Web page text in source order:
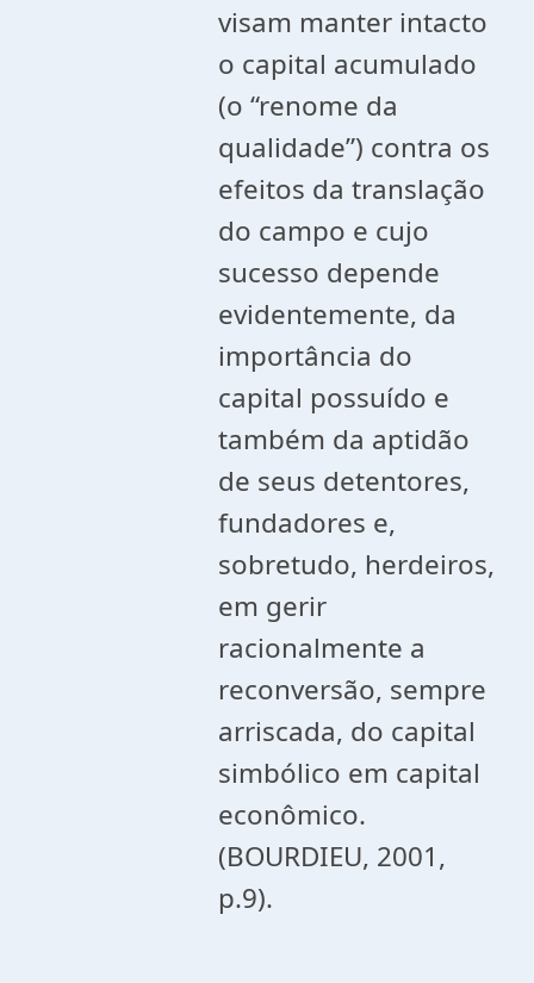
visam manter intacto
o capital acumulado
(o “renome da
qualidade”) contra os
efeitos da translação
do campo e cujo
sucesso depende
evidentemente, da
importância do
capital possuído e
também da aptidão
de seus detentores,
fundadores e,
sobretudo, herdeiros,
em gerir
racionalmente a
reconversão, sempre
arriscada, do capital
simbólico em capital
econômico.
(BOURDIEU, 2001,
p.9).